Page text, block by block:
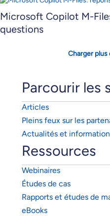
Microsoft Copilot M-
questions
Charger plus
Parcourir les
Articles
Pleins feux sur les
Actualités et
Ressources
Webinaires
Études de cas
Rapports et études de
eBooks